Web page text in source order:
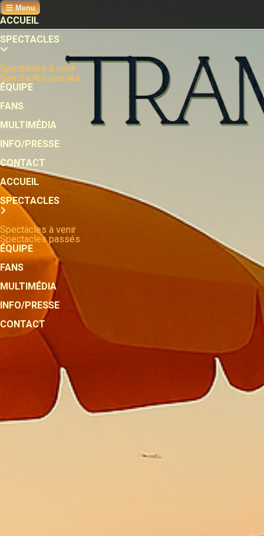
Menu
ACCUEIL
SPECTACLES
Spectacles à venir
Spectacles passés
ÉQUIPE
FANS
MULTIMÉDIA
INFO/PRESSE
CONTACT
ACCUEIL
SPECTACLES
Spectacles à venir
Spectacles passés
ÉQUIPE
FANS
MULTIMÉDIA
INFO/PRESSE
CONTACT